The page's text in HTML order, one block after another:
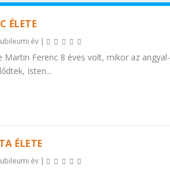
ÉLETE
év|
Martin Ferenc 8 éves volt, mikor az angyal-
Isten...
ÉLETE
év|